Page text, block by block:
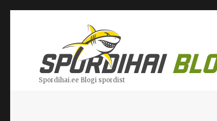
Spordihai.ee Blogi spordist